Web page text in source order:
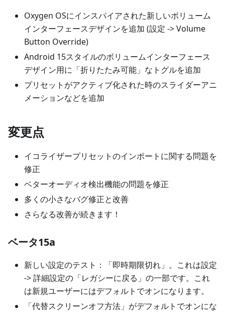
Oxygen OSにインスパイアされた新しいボリューム
インターフェースデザインを追加 (設定 -> Volume
Button Override)
Android 15スタイルのボリュームインターフェース
デザイン用に「折りたたみ可能」なトグルを追加
プリセットがアクティブ化された時のスライダーアニ
メーションなどを追加
変更点
イコライザープリセットのインポートに関する問題を
修正
ベターオーディオ検出機能の問題を修正
多くの小さなバグ修正と改善
さらなる改善が続きます！
ベータ15a
新しい設定のテスト：「即時期限切れ」。これは設定
-> 詳細設定の「レガシーに戻る」の一部です。これ
は新規ユーザーにはデフォルトでオンになります。
「代替スクリーンオフ方法」がデフォルトでオンにな